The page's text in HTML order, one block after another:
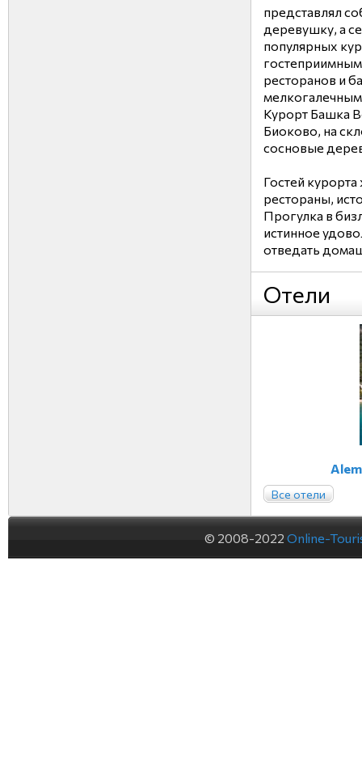
представлял
деревушку, а
популярных
ресторанов и
Курорт Башка
Биоково, на
сосновые
Гостей
рестораны,
Прогулка в
истинное
отведать
Отели
Все отели
© 2008-2022 Online-